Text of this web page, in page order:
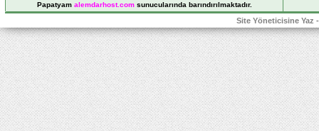
Papatyam alemdarhost.comsunucularında barındırılmaktadır.
Site Yöneticisine Yaz